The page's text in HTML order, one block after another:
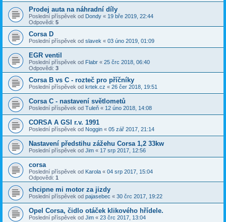
Prodej auta na náhradní díly
Poslední příspěvek od Dondy « 19 bře 2019, 22:44
Odpovědi: 5
Corsa D
Poslední příspěvek od slavek « 03 úno 2019, 01:09
EGR ventil
Poslední příspěvek od Flabr « 25 črc 2018, 06:40
Odpovědi: 3
Corsa B vs C - rozteč pro příčníky
Poslední příspěvek od krtek.cz « 26 čer 2018, 19:51
Corsa C - nastavení světlometů
Poslední příspěvek od Tuleň « 12 úno 2018, 14:08
CORSA A GSI r.v. 1991
Poslední příspěvek od Noggin « 05 zář 2017, 21:14
Nastavení předstihu zážehu Corsa 1,2 33kw
Poslední příspěvek od Jim « 17 srp 2017, 12:56
corsa
Poslední příspěvek od Karola « 04 srp 2017, 15:04
Odpovědi: 1
chcipne mi motor za jizdy
Poslední příspěvek od pajasebec « 30 črc 2017, 19:22
Opel Corsa, čidlo otáček klikového hřídele.
Poslední příspěvek od Jim « 23 črc 2017, 13:04